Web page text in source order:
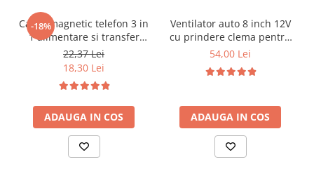
Covorase MINI
Covorase NISSAN
Covorase OPEL
Covorase PEUGEOT
Covorase RENAULT
Covorase SEAT
-18%
Cablu magnetic telefon 3 in
1 alimentare si transfer
date universal cu 3 capete
22,37 Lei
18,30 Lei
ADAUGA IN COS
Ventilator auto 8 inch 12V
cu prindere clema pentru
masina
54,00 Lei
ADAUGA IN COS